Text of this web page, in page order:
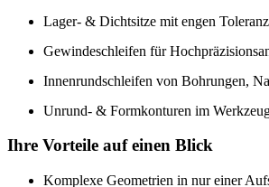
Lager- & Dichtsitze mit engen
Gewindeschleifen für
Innenrundschleifen von Bohrungen,
Unrund- & Formkonturen im
Ihre Vorteile auf einen Blick
Komplexe Geometrien in nur einer